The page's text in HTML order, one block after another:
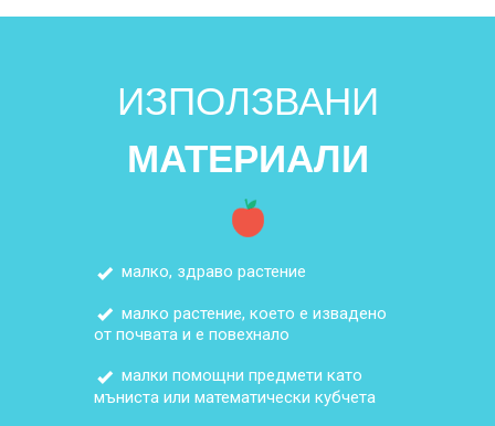
ИЗПОЛЗВАНИ
МАТЕРИАЛИ
малко, здраво растение
малко растение, което е извадено
от почвата и е повехнало
малки помощни предмети като
мъниста или математически кубчета